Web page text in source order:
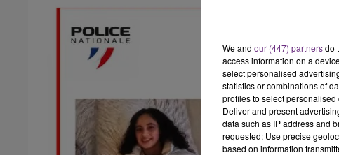
Le Club Champagne FM
We and our (447) partnersdo
access information on a
select personalised
statistics or combinations of
profiles to select personalised
Deliver and present
data such as IP address and
requested; Use precise
based on information